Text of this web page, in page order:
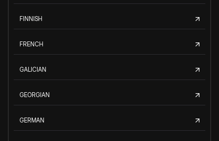
FINNISH
FRENCH
GALICIAN
GEORGIAN
GERMAN